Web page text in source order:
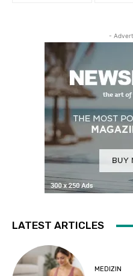
-
LATEST ARTICLES
MEDIZIN